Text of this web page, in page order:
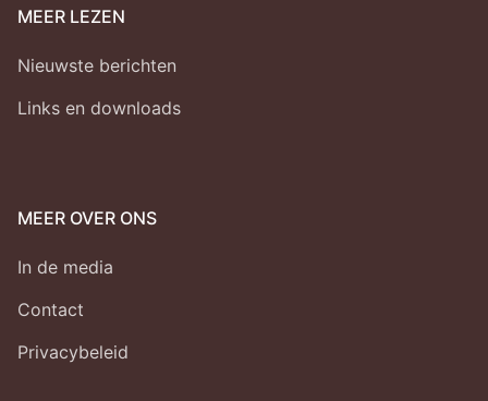
MEER LEZEN
Nieuwste berichten
Links en downloads
MEER OVER ONS
In de media
Contact
Privacybeleid